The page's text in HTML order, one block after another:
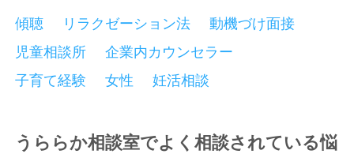
傾聴 リラクゼーション法
動機づけ面接
児童相談所
企業内カウンセラー
子育て経験
女性 妊活相談
うららか相談室でよく相談されている悩